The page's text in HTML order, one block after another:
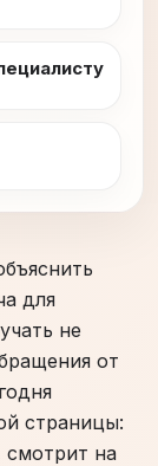
для
не
от
страницы:
смотрит на